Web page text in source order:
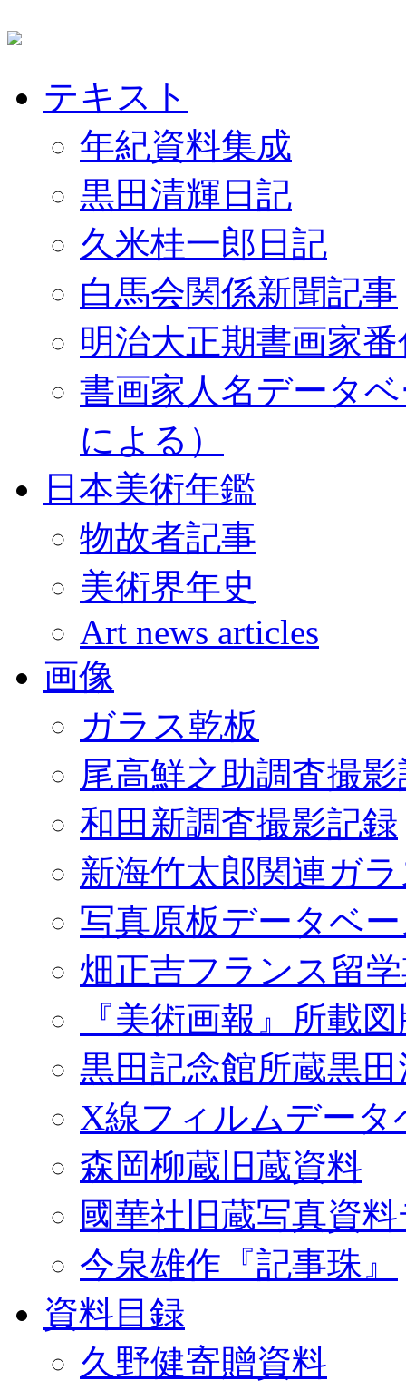
テキスト
年紀資料集成
黒田清輝日記
久米桂一郎日記
白馬会関係新聞記事
明治大正期書画家
書画家人名データ
による）
日本美術年鑑
物故者記事
美術界年史
Art news articles
画像
ガラス乾板
尾高鮮之助調査撮
和田新調査撮影記録
新海竹太郎関連ガ
写真原板データベ
畑正吉フランス留
『美術画報』所載
黒田記念館所蔵黒
X線フィルムデータ
森岡柳蔵旧蔵資料
國華社旧蔵写真資
今泉雄作『記事珠』
資料目録
久野健寄贈資料